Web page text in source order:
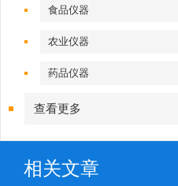
食品仪器
农业仪器
药品仪器
查看更多
相关文章